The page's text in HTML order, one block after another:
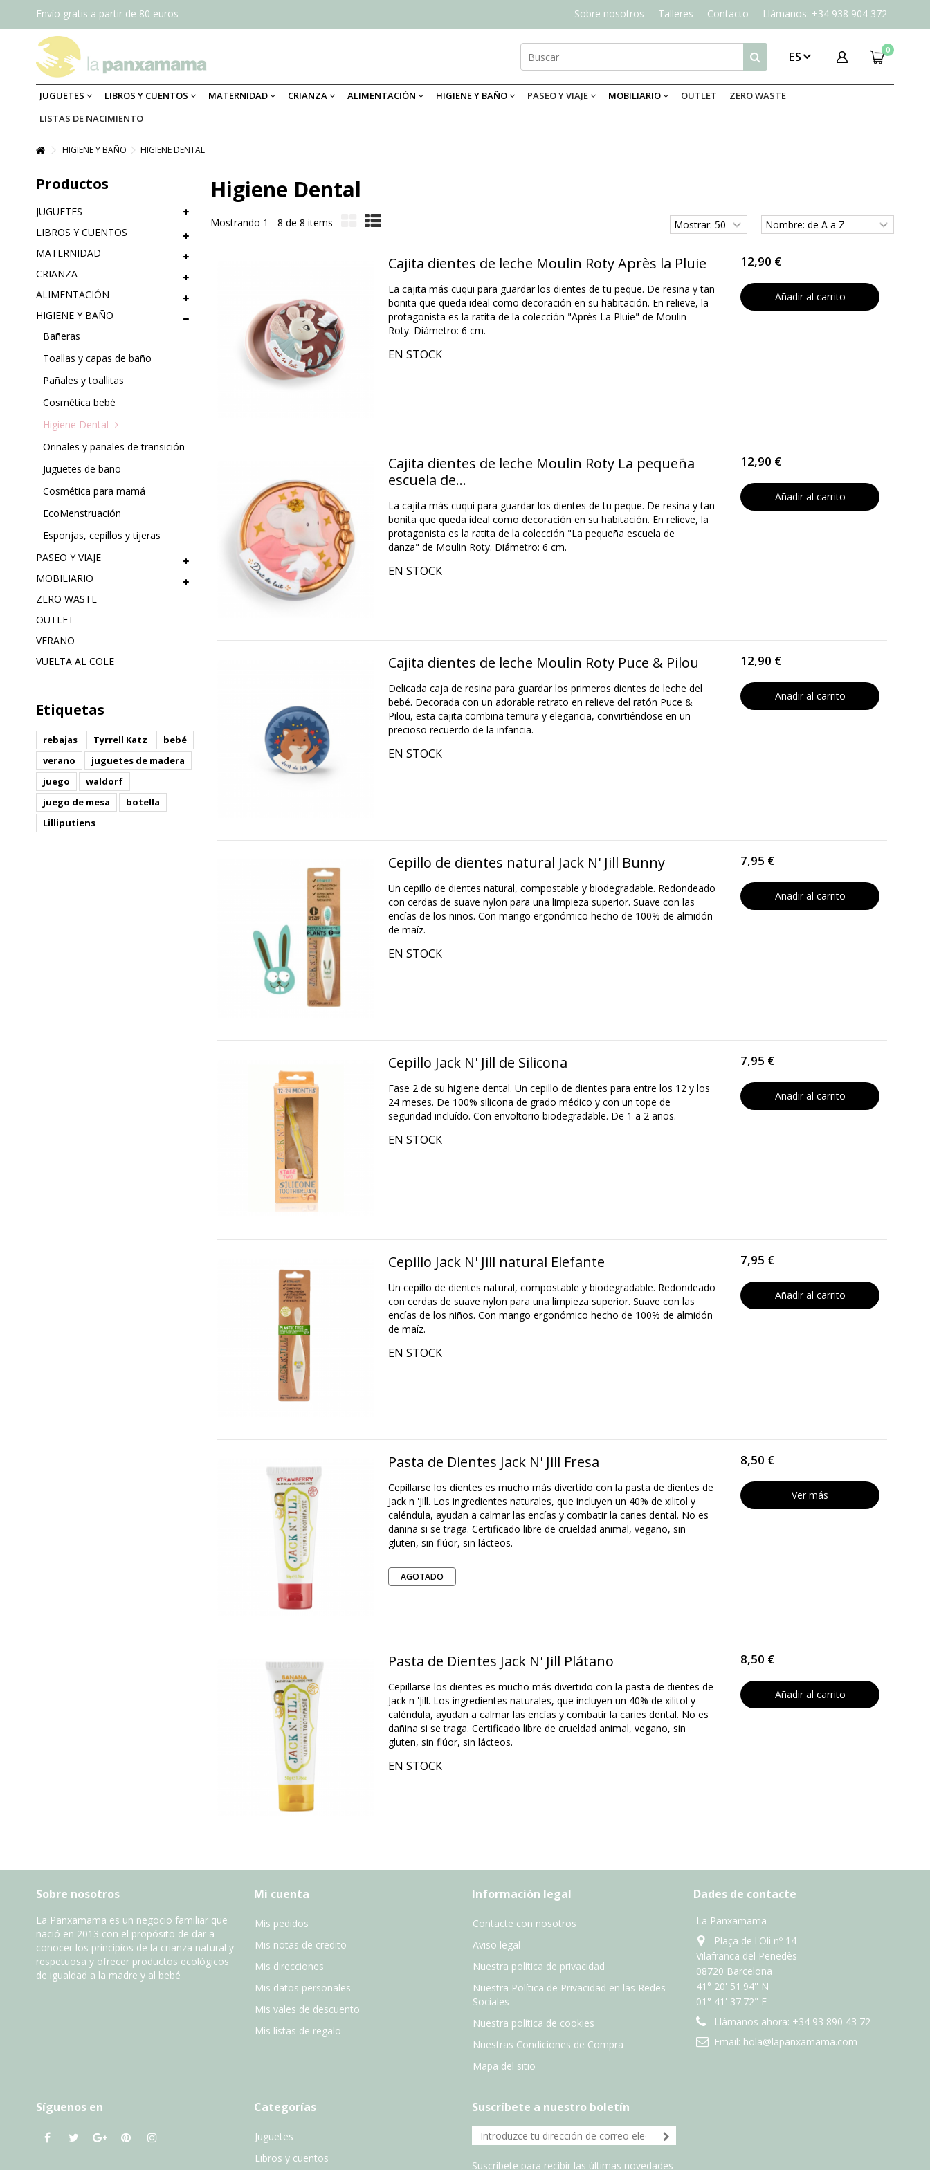
Sobre nosotros Talleres Contacto Llámanos: +34 938 904 372
Envío gratis a partir de 80 euros
0
ES
JUGUETES LIBROS Y CUENTOS MATERNIDAD CRIANZA ALIMENTACIÓN HIGIENE Y BAÑO PASEO Y VIAJE MOBILIARIO OUTLET
ZERO WASTE
LISTAS DE NACIMIENTO
HIGIENE Y BAÑO HIGIENE DENTAL
Higiene Dental
Mostrando 1 - 8 de 8 items
Cajita dientes de leche Moulin Roty Après la Pluie
La cajita más cuqui para guardar los dientes de tu peque. De resina y tan
bonita que queda ideal como decoración en su habitación. En relieve, la
protagonista es la ratita de la colección "Après La Pluie" de Moulin
Roty. Diámetro: 6 cm.
EN STOCK
12,90 €
Añadir al carrito
Cajita dientes de leche Moulin Roty La pequeña
escuela de...
La cajita más cuqui para guardar los dientes de tu peque. De resina y tan
bonita que queda ideal como decoración en su habitación. En relieve, la
protagonista es la ratita de la colección "La pequeña escuela de
danza" de Moulin Roty. Diámetro: 6 cm.
EN STOCK
12,90 €
Añadir al carrito
Cajita dientes de leche Moulin Roty Puce & Pilou
Delicada caja de resina para guardar los primeros dientes de leche del
bebé. Decorada con un adorable retrato en relieve del ratón Puce &
Pilou, esta cajita combina ternura y elegancia, convirtiéndose en un
precioso recuerdo de la infancia.
EN STOCK
12,90 €
Añadir al carrito
Cepillo de dientes natural Jack N' Jill Bunny
Un cepillo de dientes natural, compostable y biodegradable. Redondeado
con cerdas de suave nylon para una limpieza superior. Suave con las
encías de los niños. Con mango ergonómico hecho de 100% de almidón
de maíz.
EN STOCK
7,95 €
Añadir al carrito
Cepillo Jack N' Jill de Silicona
Fase 2 de su higiene dental. Un cepillo de dientes para entre los 12 y los
24 meses. De 100% silicona de grado médico y con un tope de
seguridad incluído. Con envoltorio biodegradable. De 1 a 2 años.
EN STOCK
7,95 €
Añadir al carrito
Cepillo Jack N' Jill natural Elefante
Un cepillo de dientes natural, compostable y biodegradable. Redondeado
con cerdas de suave nylon para una limpieza superior. Suave con las
encías de los niños. Con mango ergonómico hecho de 100% de almidón
de maíz.
EN STOCK
7,95 €
Añadir al carrito
Pasta de Dientes Jack N' Jill Fresa
Cepillarse los dientes es mucho más divertido con la pasta de dientes de
Jack n 'Jill. Los ingredientes naturales, que incluyen un 40% de xilitol y
caléndula, ayudan a calmar las encías y combatir la caries dental. No es
dañina si se traga. Certificado libre de crueldad animal, vegano, sin
gluten, sin flúor, sin lácteos.
AGOTADO
8,50 €
Ver más
Pasta de Dientes Jack N' Jill Plátano
Cepillarse los dientes es mucho más divertido con la pasta de dientes de
Jack n 'Jill. Los ingredientes naturales, que incluyen un 40% de xilitol y
caléndula, ayudan a calmar las encías y combatir la caries dental. No es
dañina si se traga. Certificado libre de crueldad animal, vegano, sin
gluten, sin flúor, sin lácteos.
EN STOCK
8,50 €
Añadir al carrito
Productos
JUGUETES
LIBROS Y CUENTOS
MATERNIDAD
CRIANZA
ALIMENTACIÓN
HIGIENE Y BAÑO
Bañeras
Toallas y capas de baño
Pañales y toallitas
Cosmética bebé
Higiene Dental
Orinales y pañales de transición
Juguetes de baño
Cosmética para mamá
EcoMenstruación
Esponjas, cepillos y tijeras
PASEO Y VIAJE
MOBILIARIO
ZERO WASTE
OUTLET
VERANO
VUELTA AL COLE
Etiquetas
rebajas Tyrrell Katz
bebé
verano
juguetes de madera
juego
waldorf
juego de mesa
botella
Lilliputiens
Sobre nosotros
La Panxamama es un negocio familiar que
nació en 2013 con el propósito de dar a
conocer los principios de la crianza natural y
respetuosa y ofrecer productos ecológicos
de igualdad a la madre y al bebé
Mi cuenta
Mis pedidos
Mis notas de credito
Mis direcciones
Mis datos personales
Mis vales de descuento
Mis listas de regalo
Información legal
Contacte con nosotros
Aviso legal
Nuestra política de privacidad
Nuestra Política de Privacidad en las Redes
Sociales
Nuestra política de cookies
Nuestras Condiciones de Compra
Mapa del sitio
Dades de contacte
La Panxamama
Plaça de l'Oli nº 14
Vilafranca del Penedès
08720 Barcelona
41° 20' 51.94'' N
01° 41' 37.72" E
Llámanos ahora: +34 93 890 43 72
Email: hola@lapanxamama.com
Síguenos en Categorías
Juguetes
Libros y cuentos
Suscríbete a nuestro boletín
Suscríbete para recibir las últimas novedades